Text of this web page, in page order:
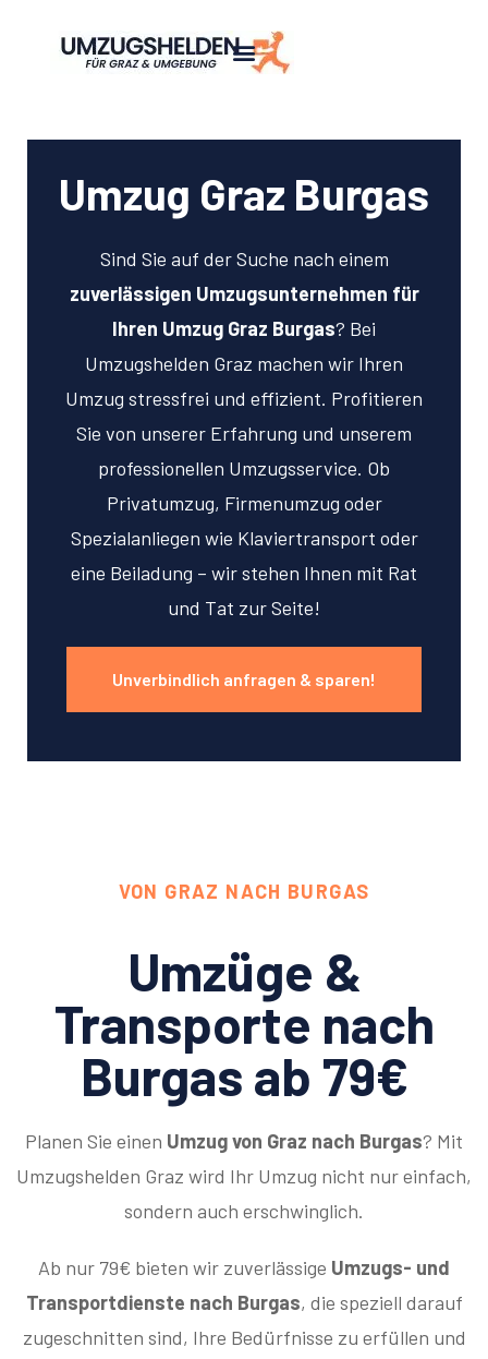
Umzug Graz Burgas
Sind Sie auf der Suche nach einem
zuverlässigen Umzugsunternehmen für
Ihren Umzug Graz Burgas? Bei
Umzugshelden Graz machen wir Ihren
Umzug stressfrei und effizient. Profitieren
Sie von unserer Erfahrung und unserem
professionellen Umzugsservice. Ob
Privatumzug, Firmenumzug oder
Spezialanliegen wie Klaviertransport oder
eine Beiladung – wir stehen Ihnen mit Rat
und Tat zur Seite!
Unverbindlich anfragen & sparen!
VON GRAZ NACH BURGAS
Umzüge &
Transporte nach
Burgas ab 79€
Planen Sie einen Umzug von Graz nach Burgas? Mit
Umzugshelden Graz wird Ihr Umzug nicht nur einfach,
sondern auch erschwinglich.
Ab nur 79€ bieten wir zuverlässige Umzugs- und
Transportdienste nach Burgas, die speziell darauf
zugeschnitten sind, Ihre Bedürfnisse zu erfüllen und